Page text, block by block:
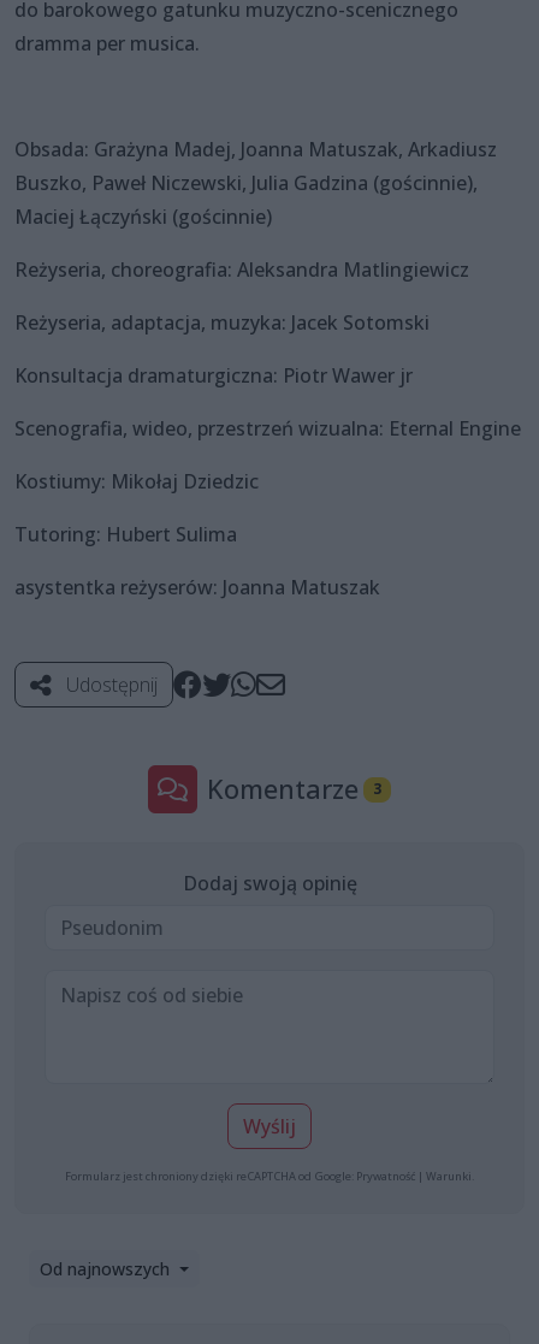
do barokowego gatunku muzyczno-scenicznego
dramma per musica.
Obsada: Grażyna Madej, Joanna Matuszak, Arkadiusz
Buszko, Paweł Niczewski, Julia Gadzina (gościnnie),
Maciej Łączyński (gościnnie)
Reżyseria, choreografia: Aleksandra Matlingiewicz
Reżyseria, adaptacja, muzyka: Jacek Sotomski
Konsultacja dramaturgiczna: Piotr Wawer jr
Scenografia, wideo, przestrzeń wizualna: Eternal Engine
Kostiumy: Mikołaj Dziedzic
Tutoring: Hubert Sulima
asystentka reżyserów: Joanna Matuszak
Udostępnij
Komentarze 3
Dodaj swoją opinię
Wyślij
Formularz jest chroniony dzięki reCAPTCHA od Google: Prywatność | Warunki
Od najnowszych